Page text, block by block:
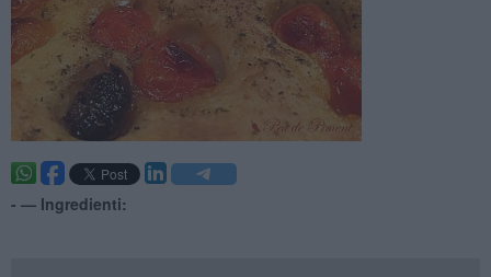
- — Ingredienti: